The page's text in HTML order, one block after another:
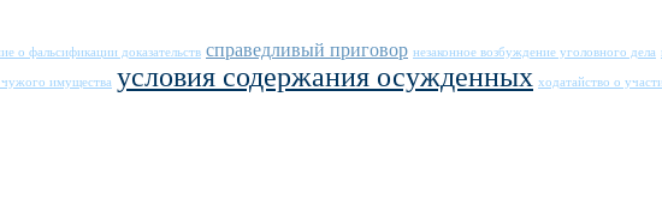
о фальсификации доказательств справедливый приговор незаконное возбуждение уголовного дела
имущества условия содержания осужденных ходатайство о